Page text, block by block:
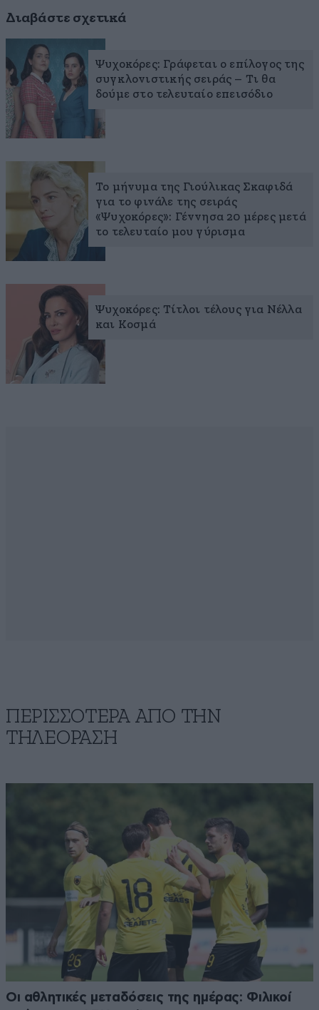
Διαβάστε σχετικά
Ψυχοκόρες: Γράφεται ο επίλογος της
συγκλονιστικής σειράς – Τι θα
δούμε στο τελευταίο επεισόδιο
To μήνυμα της Γιούλικας Σκαφιδά
για το φινάλε της σειράς
«Ψυχοκόρες»: Γέννησα 20 μέρες μετά
το τελευταίο μου γύρισμα
Ψυχοκόρες: Τίτλοι τέλους για Νέλλα
και Κοσμά
ΠΕΡΙΣΣΟΤΕΡΑ ΑΠΟ ΤΗΝ
ΤΗΛΕΟΡΑΣΗ
Οι αθλητικές μεταδόσεις της ημέρας: Φιλικοί